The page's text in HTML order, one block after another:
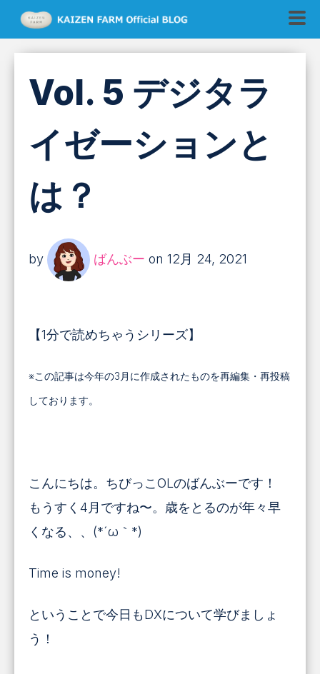
Vol. 5 デジタラ
イゼーションと
は？
by ばんぶー on 12月 24, 2021
【1分で読めちゃうシリーズ】
※この記事は今年の3月に作成されたものを再編集・再投稿
しております。
こんにちは。ちびっこOLのばんぶーです！
もうすく4月ですね〜。歳をとるのが年々早
くなる、、(*´ω｀*)
Time is money!
ということで今日もDXについて学びましょ
う！